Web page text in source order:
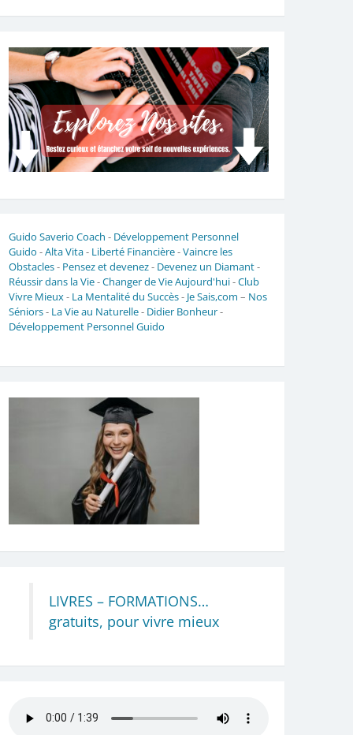
Guido Saverio Coach - Développement Personnel
Guido -Alta Vita- Liberté Financière-Vaincre les
Obstacles- Pensez et devenez- Devenez un Diamant-
Réussir dans la Vie-Changer de Vie Aujourd'hui-Club
Vivre Mieux- La Mentalité du Succès- Je Sais,com – Nos
Séniors- La Vie au Naturelle- Didier Bonheur-
Développement Personnel Guido
LIVRES – FORMATIONS…
gratuits, pour vivre mieux